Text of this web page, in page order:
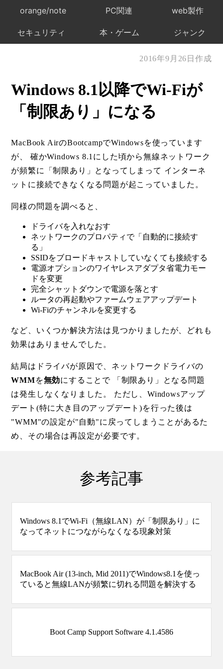
orange/note PC関連 web製作
セキュリティ 本・ゲーム ジャンク
2016年9月26日作成
Windows 8.1以降でWi-Fiが
「制限あり」になる
MacBook AirのBootcampでWindowsを使っています
が、 確かWindows 8.1にした頃から無線ネットワーク
が頻繁に「制限あり」となってしまって インターネ
ットに接続できなくなる問題が起こっていました。
同様の問題を調べると、
ドライバを入れなおす
ネットワークのプロパティで「自動的に接続す
る」
SSIDをブロードキャストしていなくても接続する
電源オプションのワイヤレスアダプタ省電力モー
ドを変更
完全シャットダウンで電源を落とす
ルータの再起動やファームウェアアップデート
Wi-Fiのチャンネルを変更する
など、いくつか解決方法は見つかりましたが、どれも
効果はありませんでした。
結局はドライバが原因で、ネットワークドライバの
WMMを無効にすることで 「制限あり」となる問題
は発生しなくなりました。 ただし、Windowsアップ
デート(特に大き目のアップデート)を行った後は
"WMM"の設定が"自動"に戻ってしまうことがあるた
め、その場合は再設定が必要です。
参考記事
Windows 8.1でWi-Fi（無線LAN）が「制限あり」に
なってネットにつながらなくなる現象対策
MacBook Air (13-inch, Mid 2011)でWindows8.1を使っ
ていると無線LANが頻繁に切れる問題を解決する
Boot Camp Support Software 4.1.4586